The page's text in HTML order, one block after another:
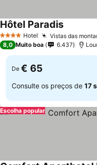
4 EstrelasHotel Vistas das
Hôtel Paradis
8,0 Muito boa 6.437
De € 65
Consulte os preços de 17
Escolha popular